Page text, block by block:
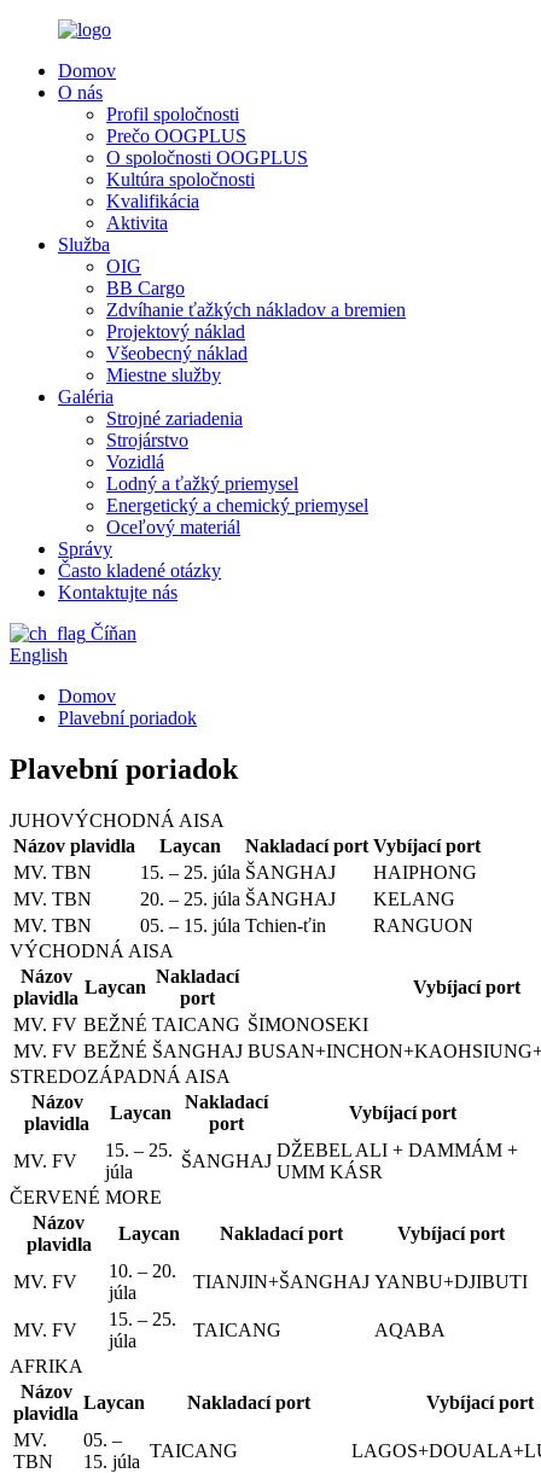
Domov
O nás
Profil spoločnosti
Prečo OOGPLUS
O spoločnosti OOGPLUS
Kultúra spoločnosti
Kvalifikácia
Aktivita
Služba
OIG
BB Cargo
Zdvíhanie ťažkých nákladov a bremien
Projektový náklad
Všeobecný náklad
Miestne služby
Galéria
Strojné zariadenia
Strojárstvo
Vozidlá
Lodný a ťažký priemysel
Energetický a chemický priemysel
Oceľový materiál
Správy
Často kladené otázky
Kontaktujte nás
Číňan
English
Domov
Plavební poriadok
Plavební poriadok
JUHOVÝCHODNÁ AISA
Názov plavidla
Laycan Nakladací port Vybíjací port
MV. TBN
15. – 25. júla ŠANGHAJ
HAIPHONG
MV. TBN
20. – 25. júla ŠANGHAJ
KELANG
MV. TBN
05. – 15. júla Tchien-ťin
RANGUON
VÝCHODNÁ AISA
Názov
plavidla
Laycan
Nakladací
port
Vybíjací port
MV. FV BEŽNÉ TAICANG ŠIMONOSEKI
MV. FV BEŽNÉ ŠANGHAJ
STREDOZÁPADNÁ AISA
Názov
plavidla
Laycan
Nakladací
port
Vybíjací port
MV. FV
15. – 25.
júla
ŠANGHAJ
DŽEBEL ALI + DAMMÁM +
UMM KÁSR
ČERVENÉ MORE
Názov
plavidla
Laycan Nakladací port Vybíjací port
MV. FV
10. – 20.
júla
TIANJIN+ŠANGHAJ YANBU+DJIBUTI
MV. FV
15. – 25.
júla
TAICANG
AQABA
AFRIKA
Názov
plavidla
Laycan Nakladací port
Vybíjací port
MV.
TBN
05. –
15. júla
TAICANG